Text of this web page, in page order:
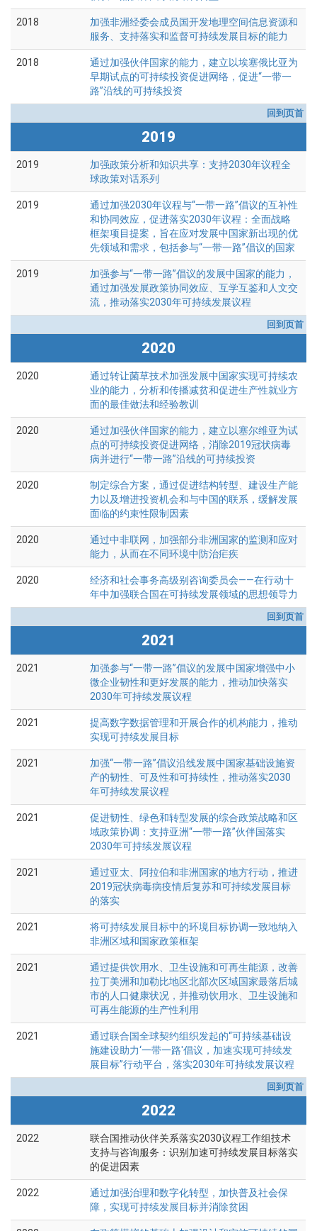
2018
加强非洲经委会成员国开发地理空间信息资源和
服务、支持落实和监督可持续发展目标的能力
2018
通过加强伙伴国家的能力，建立以埃塞俄比亚为
早期试点的可持续投资促进网络，促进“一带一
路”沿线的可持续投资
回到页首
2019
2019
加强政策分析和知识共享：支持2030年议程全
球政策对话系列
2019
通过加强2030年议程与“一带一路”倡议的互补性
和协同效应，促进落实2030年议程：全面战略
框架项目提案，旨在应对发展中国家新出现的优
先领域和需求，包括参与“一带一路”倡议的国家
2019
加强参与“一带一路”倡议的发展中国家的能力，
通过加强发展政策协同效应、互学互鉴和人文交
流，推动落实2030年可持续发展议程
回到页首
2020
2020
通过转让菌草技术加强发展中国家实现可持续农
业的能力，分析和传播减贫和促进生产性就业方
面的最佳做法和经验教训
2020
通过加强伙伴国家的能力，建立以塞尔维亚为试
点的可持续投资促进网络，消除2019冠状病毒
病并进行“一带一路”沿线的可持续投资
2020
制定综合方案，通过促进结构转型、建设生产能
力以及增进投资机会和与中国的联系，缓解发展
面临的约束性限制因素
2020
通过中非联网，加强部分非洲国家的监测和应对
能力，从而在不同环境中防治疟疾
2020
经济和社会事务高级别咨询委员会——在行动十
年中加强联合国在可持续发展领域的思想领导力
回到页首
2021
2021
加强参与“一带一路”倡议的发展中国家增强中小
微企业韧性和更好发展的能力，推动加快落实
2030年可持续发展议程
2021
提高数字数据管理和开展合作的机构能力，推动
实现可持续发展目标
2021
加强“一带一路”倡议沿线发展中国家基础设施资
产的韧性、可及性和可持续性，推动落实2030
年可持续发展议程
2021
促进韧性、绿色和转型发展的综合政策战略和区
域政策协调：支持亚洲“一带一路”伙伴国落实
2030年可持续发展议程
2021
通过亚太、阿拉伯和非洲国家的地方行动，推进
2019冠状病毒病疫情后复苏和可持续发展目标
的落实
2021
将可持续发展目标中的环境目标协调一致地纳入
非洲区域和国家政策框架
2021
通过提供饮用水、卫生设施和可再生能源，改善
拉丁美洲和加勒比地区北部次区域国家最落后城
市的人口健康状况，并推动饮用水、卫生设施和
可再生能源的生产性利用
2021
通过联合国全球契约组织发起的“可持续基础设
施建设助力‘一带一路'倡议，加速实现可持续发
展目标”行动平台，落实2030年可持续发展议程
回到页首
2022
2022
联合国推动伙伴关系落实2030议程工作组技术
支持与咨询服务：识别加速可持续发展目标落实
的促进因素
2022
通过加强治理和数字化转型，加快普及社会保
障，实现可持续发展目标并消除贫困